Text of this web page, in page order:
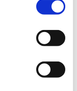
το ίδιο